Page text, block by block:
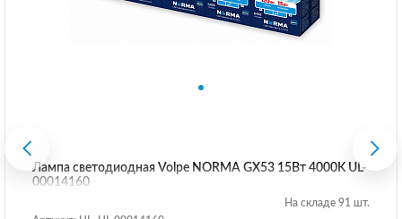
Лампа светодиодная Volpe NORMA GX53 15Вт 4000K UL-
00014160
На складе 91 шт.